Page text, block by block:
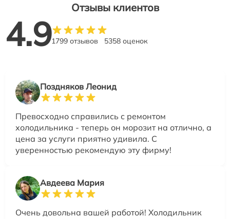
Отзывы клиентов
4.91799 отзывов 5358 оценок
Поздняков Леонид
Превосходно справились с ремонтом
холодильника - теперь он морозит на отлично, а
цена за услуги приятно удивила. С
уверенностью рекомендую эту фирму!
Авдеева Мария
Очень довольна вашей работой! Холодильник